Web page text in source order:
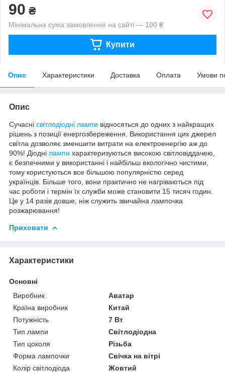
90 ₴
Мінімальна сума замовлення на сайті — 100 ₴
Купити
Опис Характеристики Доставка Оплата Умови
Опис
Сучасні світлодіодні лампи відносяться до одних з найкращих
рішень з позиції енергозбереження. Використання цих джерел
світла дозволяє зменшити витрати на електроенергію аж до
90%! Діодні лампи характеризуються високою світловіддачею,
є безпечними у використанні і найбільш екологічно чистими,
тому користуються все більшою популярністю серед
українців. Більше того, вони практично не нагріваються під
час роботи і термін їх служби може становити 15 тисяч годин.
Це у 14 разів довше, ніж служить звичайна лампочка
розжарювання!
Приховати
Характеристики
Основні
Виробник
Аватар
Країна виробник
Китай
Потужність
7 Вт
Тип лампи
Світлодіодна
Тип цоколя
Різьба
Форма лампочки
Свічка на вітрі
Колір світлодіода
Жовтий